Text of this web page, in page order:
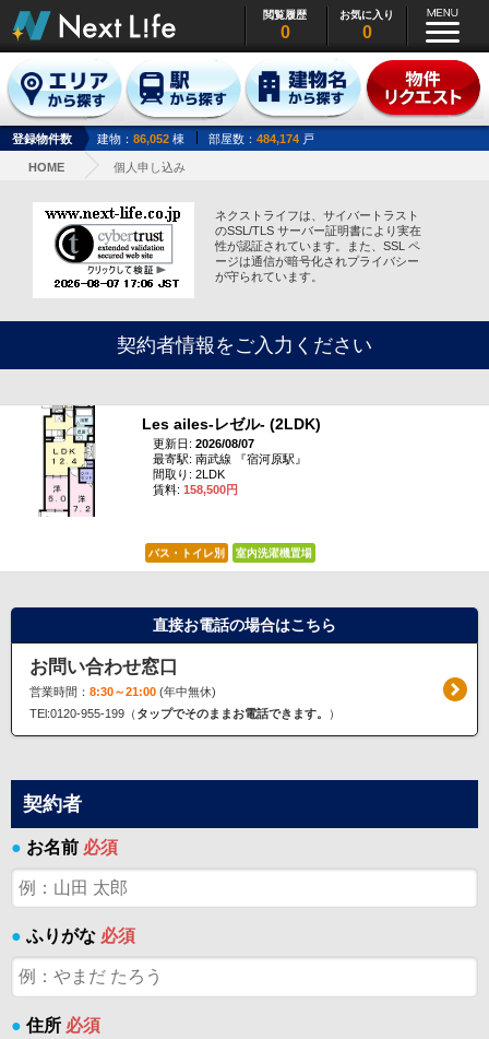
閲覧履歴
0
お気に入り
0
登録物件数 建物： 86,052 棟 部屋数： 484,174 戸
HOME 個人申し込み
ネクストライフは、サイバートラスト
のSSL/TLS サーバー証明書により実在
性が認証されています。また、SSL ペ
ージは通信が暗号化されプライバシー
が守られています。
契約者情報をご入力ください
Les ailes‐レゼル‐ (2LDK)
更新日: 2026/08/07
最寄駅: 南武線 『宿河原駅』
間取り: 2LDK
賃料: 158,500円
バス・トイレ別 室内洗濯機置場
直接お電話の場合はこちら
お問い合わせ窓口
営業時間： 8:30～21:00(年中無休)
TEl:0120-955-199（ タップでそのままお電話できます。 ）
契約者
● お名前 必須
● ふりがな 必須
● 住所 必須